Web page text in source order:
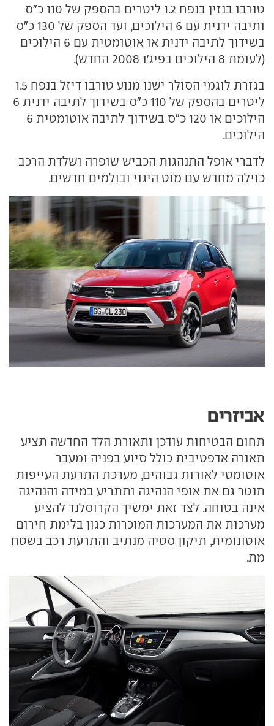
טורבו בנזין בנפח 1.2 ליטרים בהספק של 110 כ"ס
ותיבה ידנית עם 6 הילוכים, ועד הספק של 130 כ"ס
בשידוך לתיבה ידנית או אוטומטית עם 6 הילוכים
(לעומת 8 הילוכים בפיג'ו 2008 החדש).
בגזרת לוגמי הסולר ישנו מנוע טורבו דיזל בנפח 1.5
ליטרים בהספק של 110 כ"ס בשידוך לתיבה ידנית 6
הילוכים או 120 כ"ס בשידוך לתיבה אוטומטית 6
הילוכים.
לדברי אופל התנהגות הכביש שופרה ושלדת הרכב
כוילה מחדש עם מוט היגוי ובולמים חדשים.
אביזרים
תחום הבטיחות עודכן ותאורת הלד החדשה תציע
תאורה אדפטיבית כולל סיוע בפניה ומעבר
אוטומטי לאורות גבוהים, מערכת התרעת העייפות
תנטר גם את אופי הנהיגה ותתריע במידה והנהיגה
אינה בטוחה. לצד זאת ימשיך הקרוסלנד להציע
מערכות את המערכות המוכרות כגון בלימת חירום
אוטונומית, תיקון סטיה מנתיב והתרעת רכב בשטח
מת.